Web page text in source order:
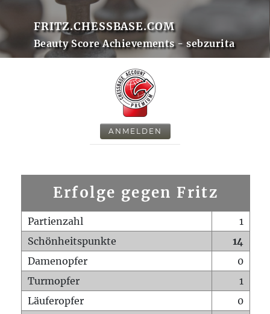
FRITZ.CHESSBASE.COM
Beauty Score Achievements - sebzurita
ANMELDEN
Erfolge gegen Fritz
Partienzahl
1
Schönheitspunkte
14
Damenopfer
0
Turmopfer
1
Läuferopfer
0